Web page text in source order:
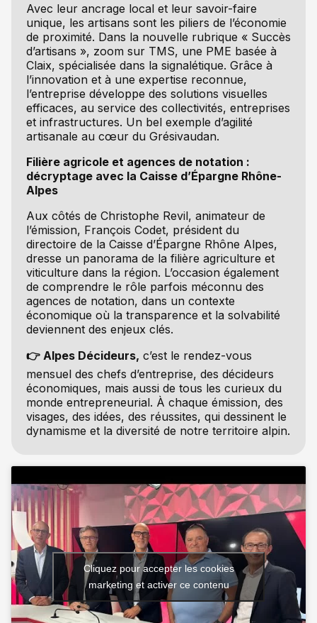
Avec leur ancrage local et leur savoir-faire
unique, les artisans sont les piliers de l’économie
de proximité. Dans la nouvelle rubrique « Succès
d’artisans », zoom sur TMS, une PME basée à
Claix, spécialisée dans la signalétique. Grâce à
l’innovation et à une expertise reconnue,
l’entreprise développe des solutions visuelles
efficaces, au service des collectivités, entreprises
et infrastructures. Un bel exemple d’agilité
artisanale au cœur du Grésivaudan.
Filière agricole et agences de notation :
décryptage avec la Caisse d’Épargne Rhône-
Alpes
Aux côtés de Christophe Revil, animateur de
l’émission, François Codet, président du
directoire de la Caisse d’Épargne Rhône Alpes,
dresse un panorama de la filière agriculture et
viticulture dans la région. L’occasion également
de comprendre le rôle parfois méconnu des
agences de notation, dans un contexte
économique où la transparence et la solvabilité
deviennent des enjeux clés.
👉 Alpes Décideurs, c’est le rendez-vous
mensuel des chefs d’entreprise, des décideurs
économiques, mais aussi de tous les curieux du
monde entrepreneurial. À chaque émission, des
visages, des idées, des réussites, qui dessinent le
dynamisme et la diversité de notre territoire alpin.
Cliquez pour accepter les cookies
marketing et activer ce contenu